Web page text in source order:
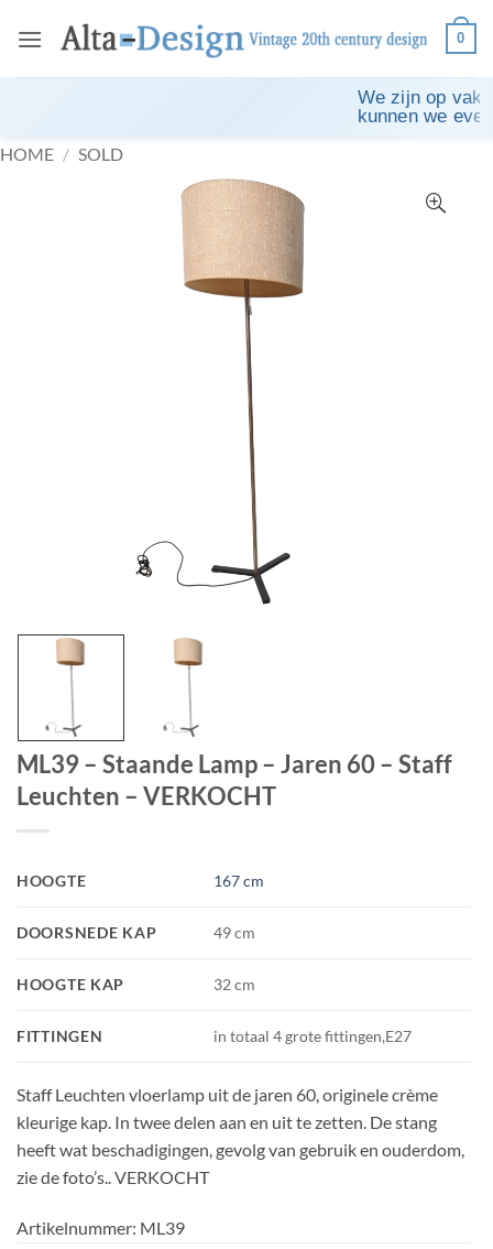
naar
0
We zijn op
kunnen we
HOME / SOLD
ML39 – Staande Lamp – Jaren 60 – Staff
Leuchten – VERKOCHT
HOOGTE 167 cm
DOORSNEDE KAP 49 cm
HOOGTE KAP 32 cm
FITTINGEN in totaal 4 grote fittingen,E27
Staff Leuchten vloerlamp uit de jaren 60, originele crème
kleurige kap. In twee delen aan en uit te zetten. De stang
heeft wat beschadigingen, gevolg van gebruik en ouderdom,
zie de foto’s.. VERKOCHT
Artikelnummer: ML39